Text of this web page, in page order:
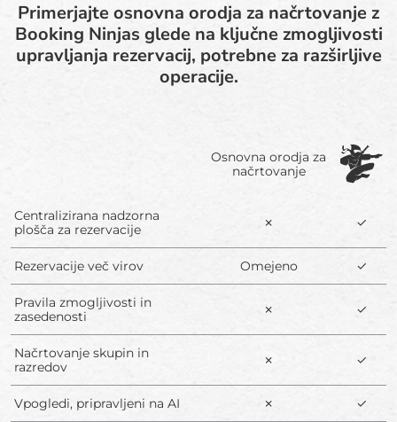
Primerjajte osnovna orodja za načrtovanje z
Booking Ninjas glede na ključne zmogljivosti
upravljanja rezervacij, potrebne za razširljive
operacije.
Osnovna orodja za
načrtovanje
Centralizirana nadzorna
plošča za rezervacije
✗ ✓
Rezervacije več virov Omejeno ✓
Pravila zmogljivosti in
zasedenosti
✗ ✓
Načrtovanje skupin in
razredov
✗ ✓
Vpogledi, pripravljeni na AI ✗ ✓